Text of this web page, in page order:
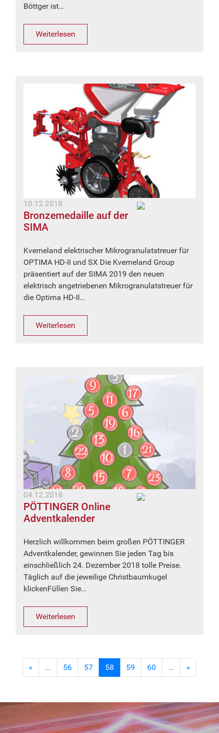
Böttger ist…
Weiterlesen
10.12.2018
Bronzemedaille auf der
SIMA
Kverneland elektrischer Mikrogranulatstreuer für
OPTIMA HD-II und SX Die Kverneland Group
präsentiert auf der SIMA 2019 den neuen
elektrisch angetriebenen Mikrogranulatstreuer für
die Optima HD-II…
Weiterlesen
04.12.2018
PÖTTINGER Online
Adventkalender
Herzlich willkommen beim großen PÖTTINGER
Adventkalender, gewinnen Sie jeden Tag bis
einschließlich 24. Dezember 2018 tolle Preise.
Täglich auf die jeweilige Christbaumkugel
klickenFüllen Sie…
Weiterlesen
« ... 56 57 58 59 60 ... »